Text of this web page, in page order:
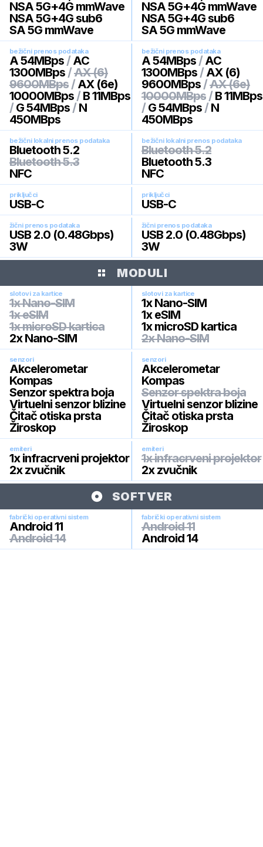
NSA 5G+4G mmWave
NSA 5G+4G sub6
SA 5G mmWave
NSA 5G+4G mmWave
NSA 5G+4G sub6
SA 5G mmWave
bežični prenos podataka
A 54MBps / AC
1300MBps /AX (6)
9600MBps / AX (6e)
10000MBps / B 11MBps
/ G 54MBps / N
450MBps
bežični prenos podataka
A 54MBps / AC
1300MBps / AX (6)
9600MBps /AX (6e)
10000MBps / B 11MBps
/ G 54MBps / N
450MBps
bežični lokalni prenos podataka
Bluetooth 5.2
Bluetooth 5.3
NFC
bežični lokalni prenos podataka
Bluetooth 5.2
Bluetooth 5.3
NFC
priključci
USB-C
priključci
USB-C
žični prenos podataka
USB 2.0 (0.48Gbps)
3W
žični prenos podataka
USB 2.0 (0.48Gbps)
3W
MODULI
slotovi za kartice
1x Nano-SIM
1x eSIM
1x microSD kartica
2x Nano-SIM
slotovi za kartice
1x Nano-SIM
1x eSIM
1x microSD kartica
2x Nano-SIM
senzori
Akcelerometar
Kompas
Senzor spektra boja
Virtuelni senzor blizine
Čitač otiska prsta
Žiroskop
senzori
Akcelerometar
Kompas
Senzor spektra boja
Virtuelni senzor blizine
Čitač otiska prsta
Žiroskop
emiteri
1x infracrveni projektor
2x zvučnik
emiteri
1x infracrveni projektor
2x zvučnik
SOFTVER
fabrički operativni sistem
Android 11
Android 14
fabrički operativni sistem
Android 11
Android 14